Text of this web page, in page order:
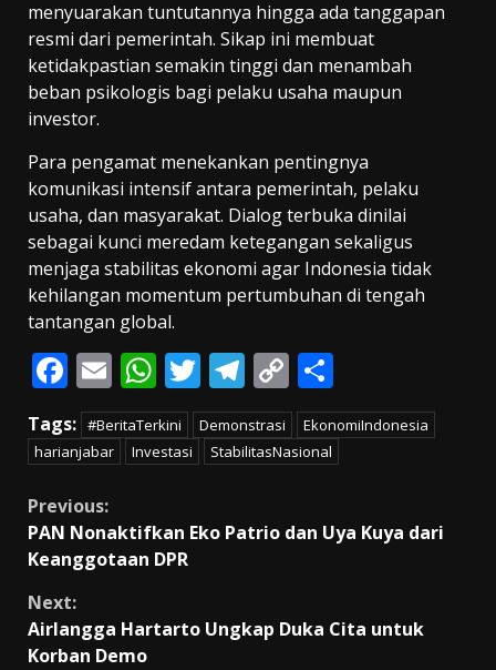
menyuarakan tuntutannya hingga ada tanggapan
resmi dari pemerintah. Sikap ini membuat
ketidakpastian semakin tinggi dan menambah
beban psikologis bagi pelaku usaha maupun
investor.
Para pengamat menekankan pentingnya
komunikasi intensif antara pemerintah, pelaku
usaha, dan masyarakat. Dialog terbuka dinilai
sebagai kunci meredam ketegangan sekaligus
menjaga stabilitas ekonomi agar Indonesia tidak
kehilangan momentum pertumbuhan di tengah
tantangan global.
F
ac
e
b
o
o
k
E
m
ai
l
W
h
at
s
p
T
w
itt
er
T
el
e
gr
m
C
o
p
y
n
h
ar
e
Tags: #BeritaTerkini Demonstrasi
EkonomiIndonesia
harianjabar
Investasi StabilitasNasional
Continue
Reading
Previous:
PAN Nonaktifkan Eko Patrio dan Uya Kuya dari
Keanggotaan DPR
Next:
Airlangga Hartarto Ungkap Duka Cita untuk
Korban Demo